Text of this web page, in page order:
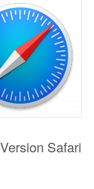
Safari